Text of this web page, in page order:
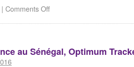
| Comments Off
au Sénégal, Optimum